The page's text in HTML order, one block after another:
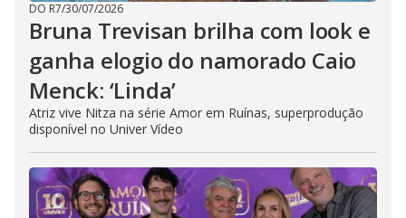
DO R7/30/07/2026
Bruna Trevisan brilha com look e
ganha elogio do namorado Caio
Menck: ‘Linda’
Atriz vive Nitza na série Amor em Ruínas, superprodução
disponível no Univer Vídeo